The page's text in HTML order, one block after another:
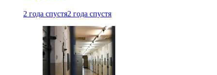
2 года спустя2 года спустя